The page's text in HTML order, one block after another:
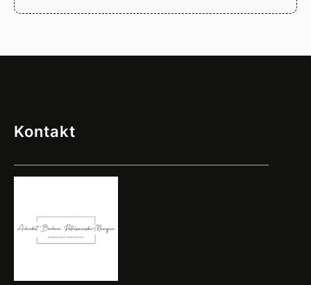
Kontakt